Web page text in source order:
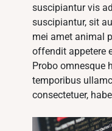
suscipiantur vis
suscipiantur, sit
mei amet animal
offendit appetere
Probo omnesque
temporibus
consectetuer,